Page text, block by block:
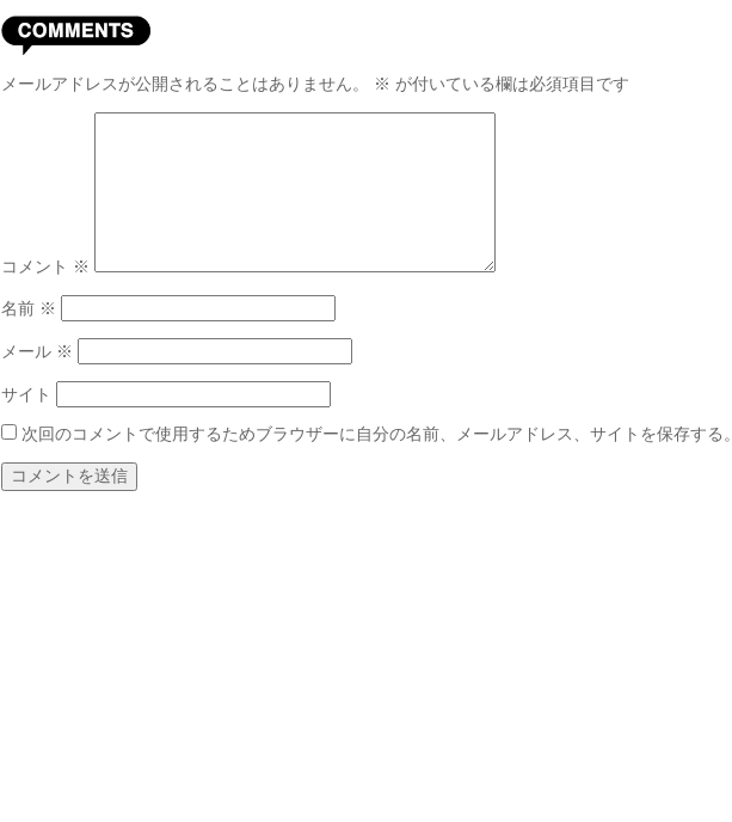
メールアドレスが公開されることはありません。 ※ が付いている欄は必須項目です
コメント ※
名前 ※
メール ※
サイト
次回のコメントで使用するためブラウザーに自分の名前、メールアドレス、サイトを保存する。